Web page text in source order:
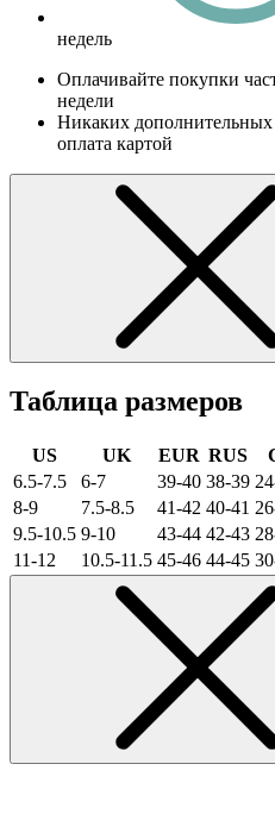
недель
Оплачивайте покупки
недели
Никаких
оплата картой
Таблица размеров
US UK EUR RUS
6.5-7.5
6-7 39-40 38-39
8-9
7.5-8.5 41-42 40-41
9.5-10.5 9-10 43-44 42-43
11-12
10.5-11.5 45-46 44-45